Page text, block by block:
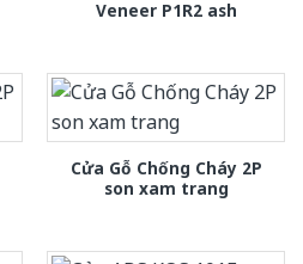
Veneer P1R2 ash
Cửa Gỗ Chống Cháy 2P
son xam trang